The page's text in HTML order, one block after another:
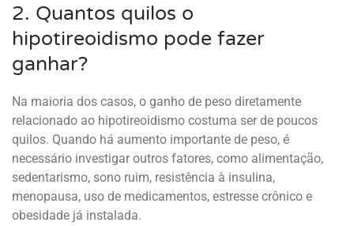
2. Quantos quilos o
hipotireoidismo pode fazer
ganhar?
Na maioria dos casos, o ganho de peso diretamente
relacionado ao hipotireoidismo costuma ser de poucos
quilos. Quando há aumento importante de peso, é
necessário investigar outros fatores, como alimentação,
sedentarismo, sono ruim, resistência à insulina,
menopausa, uso de medicamentos, estresse crônico e
obesidade já instalada.